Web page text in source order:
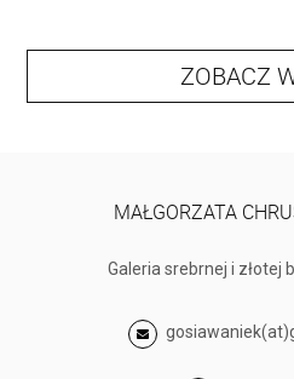
ZOBACZ
MAŁGORZATA
Galeria srebrnej i złotej